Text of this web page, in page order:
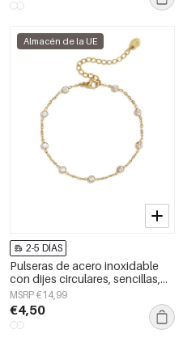
Almacén de la UE
2-5 DÍAS
Pulseras de acero inoxidable
con dijes circulares, sencillas,
de la serie Daily Simple, joyería
para mujer
MSRP €14,99
€4,50